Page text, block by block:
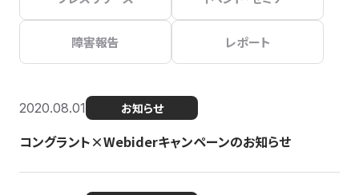
障害報告 レポート
2020.08.01 お知らせ
コングラント×Webiderキャンペーンのお知らせ